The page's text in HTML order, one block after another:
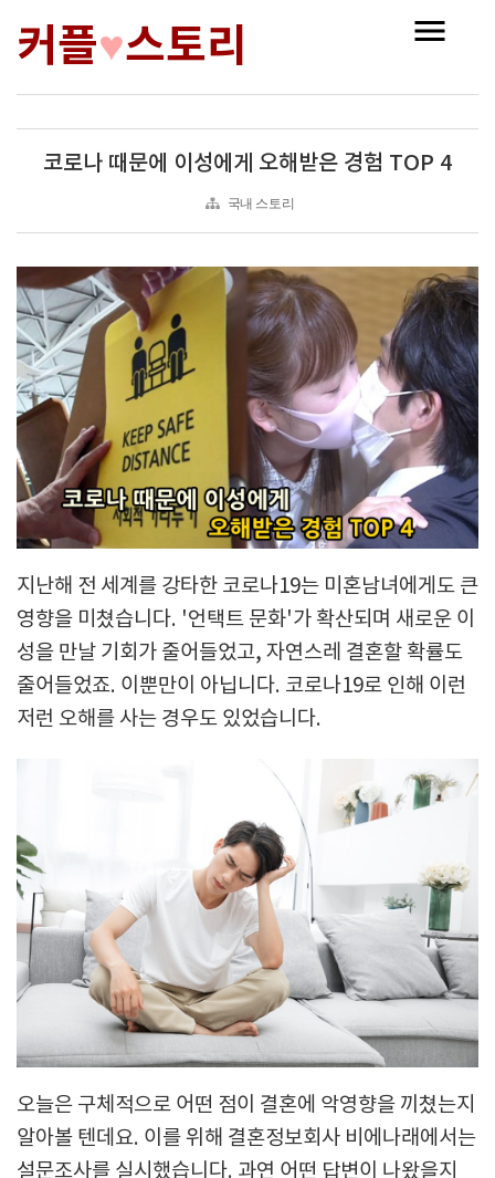
커플♥스토리
코로나 때문에 이성에게 오해받은 경험 TOP 4
국내 스토리
지난해 전 세계를 강타한 코로나19는 미혼남녀에게도 큰
영향을 미쳤습니다. '언택트 문화'가 확산되며 새로운 이
성을 만날 기회가 줄어들었고, 자연스레 결혼할 확률도
줄어들었죠. 이뿐만이 아닙니다. 코로나19로 인해 이런
저런 오해를 사는 경우도 있었습니다.
오늘은 구체적으로 어떤 점이 결혼에 악영향을 끼쳤는지
알아볼 텐데요. 이를 위해 결혼정보회사 비에나래에서는
설문조사를 실시했습니다. 과연 어떤 답변이 나왔을지